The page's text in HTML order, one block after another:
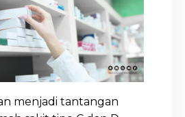
menjadi tantangan